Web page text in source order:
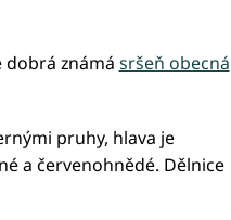
dobrá známá sršeň obecná
pruhy, hlava je
a červenohnědé. Dělnice